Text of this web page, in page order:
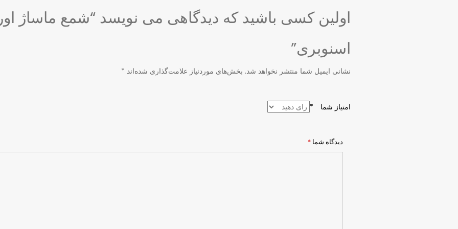
اولین کسی باشید که دیدگاهی می نویسد “شمع ماساژ
اسنوبری”
نشانی ایمیل شما منتشر نخواهد شد. بخش‌های موردنیاز علامت‌گذاری شده‌اند *
امتیاز شما *
دیدگاه شما *